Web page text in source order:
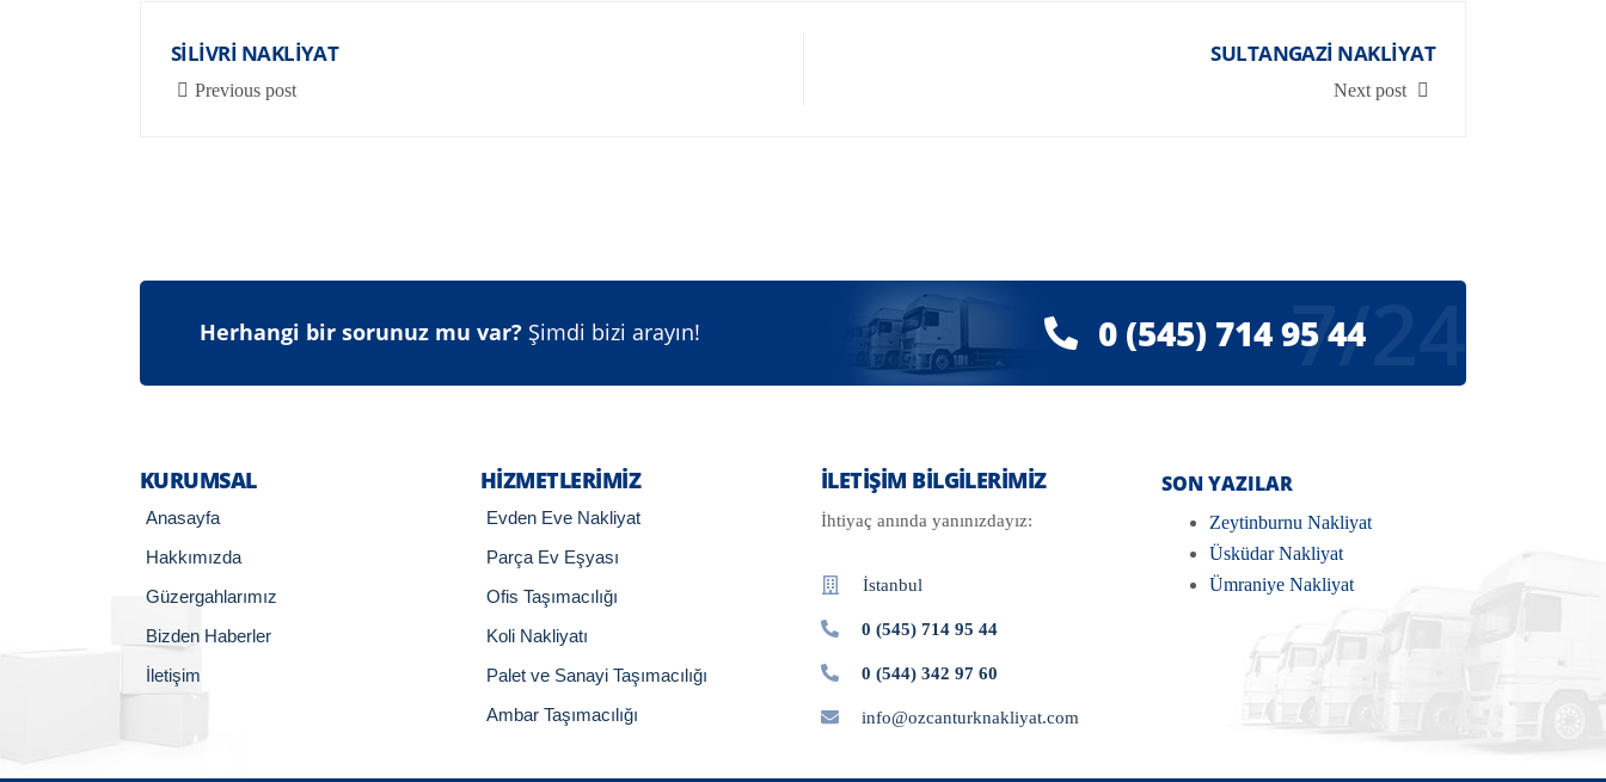
SILIVRI NAKLIYAT
Previous post
SULTANGAZI NAKLIYAT
Next post
Herhangi bir sorunuz mu var? Şimdi bizi arayın! 0 (545) 714 95 44
7/24
KURUMSAL
Anasayfa
Hakkımızda
Güzergahlarımız
Bizden Haberler
İletişim
HIZMETLERIMIZ
Evden Eve Nakliyat
Parça Ev Eşyası
Ofis Taşımacılığı
Koli Nakliyatı
Palet ve Sanayi Taşımacılığı
Ambar Taşımacılığı
İLETIŞIM BILGILERIMIZ
İhtiyaç anında yanınızdayız:
İstanbul
0 (545) 714 95 44
0 (544) 342 97 60
info@ozcanturknakliyat.com
SON YAZILAR
Zeytinburnu Nakliyat
Üsküdar Nakliyat
Ümraniye Nakliyat